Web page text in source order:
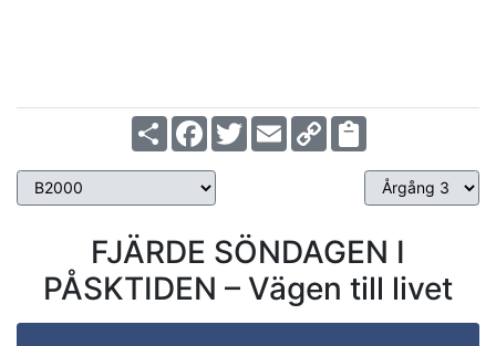
ShareFacebook
TwitterEmailCopy
Link
FJÄRDE SÖNDAGEN I
PÅSKTIDEN – Vägen till livet